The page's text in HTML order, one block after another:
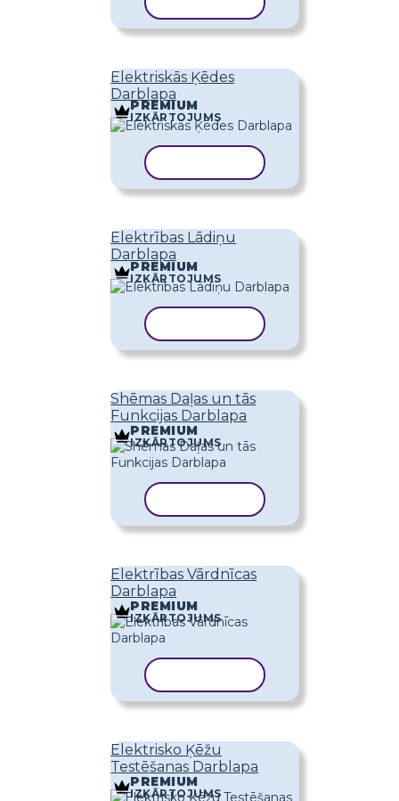
Elektriskās Ķēdes
Darblapa
PREMIUM
IZKĀRTOJUMS
Elektrības Lādiņu
Darblapa
PREMIUM
IZKĀRTOJUMS
Shēmas Daļas un tās
Funkcijas Darblapa
PREMIUM
IZKĀRTOJUMS
Elektrības Vārdnīcas
Darblapa
PREMIUM
IZKĀRTOJUMS
Elektrisko Ķēžu
Testēšanas Darblapa
PREMIUM
IZKĀRTOJUMS